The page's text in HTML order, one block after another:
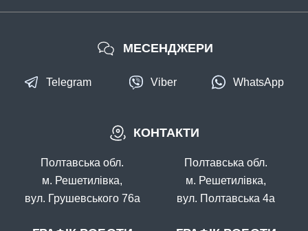
КОНТАКТИ
Полтавська обл.
м. Решетилівка,
вул. Грушевського 76а
Полтавська обл.
м. Решетилівка,
вул. Полтавська 4а
МЕСЕНДЖЕРИ
Telegram Viber WhatsApp